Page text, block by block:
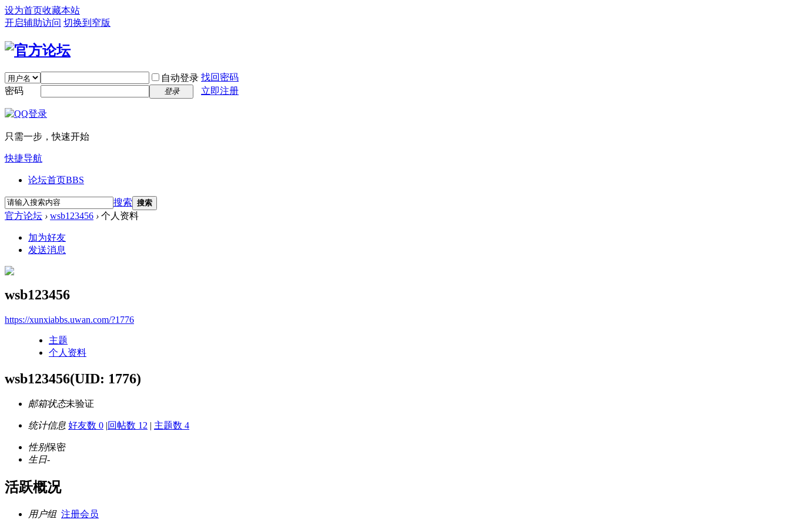
设为首页收藏本站
开启辅助访问 切换到窄版
自动登录 找回密码
密码
登录 立即注册
只需一步，快速开始
快捷导航
论坛首页BBS
搜索 搜索
官方论坛 › wsb123456 › 个人资料
加为好友
发送消息
wsb123456
https://xunxiabbs.uwan.com/?1776
主题
个人资料
wsb123456(UID: 1776)
邮箱状态未验证
统计信息 好友数 0 |回帖数 12 | 主题数 4
性别保密
生日-
活跃概况
用户组 注册会员